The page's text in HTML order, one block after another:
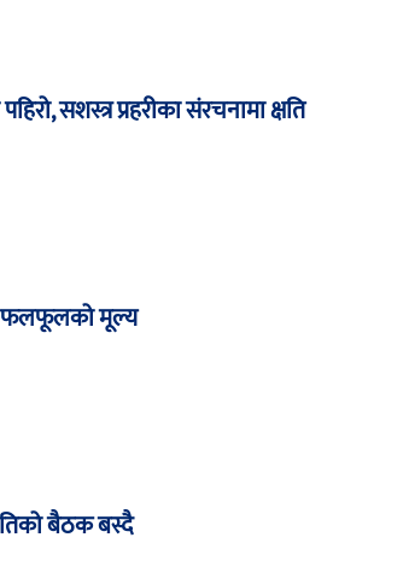
सशस्त्र प्रहरीका संरचनामा क्षति
फलफूलको मूल्य
बैठक बस्दै